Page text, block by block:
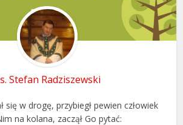
Stefan Radziszewski
się w drogę, przybiegł pewien człowiek
na kolana, zaczął Go pytać: